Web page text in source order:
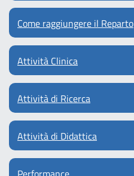
Come raggiungere il Reparto
Attività Clinica
Attività di Ricerca
Attività di Didattica